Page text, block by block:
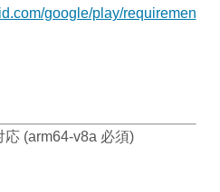
google/play/requiremen
(arm64-v8a 必須)